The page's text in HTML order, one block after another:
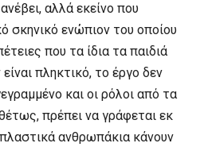
αλλά εκείνο που
σκηνικό ενώπιον του οποίου
που τα ίδια τα παιδιά
πληκτικό, το έργο δεν
και οι ρόλοι από τα
πρέπει να γράφεται εκ
ανθρωπάκια κάνουν